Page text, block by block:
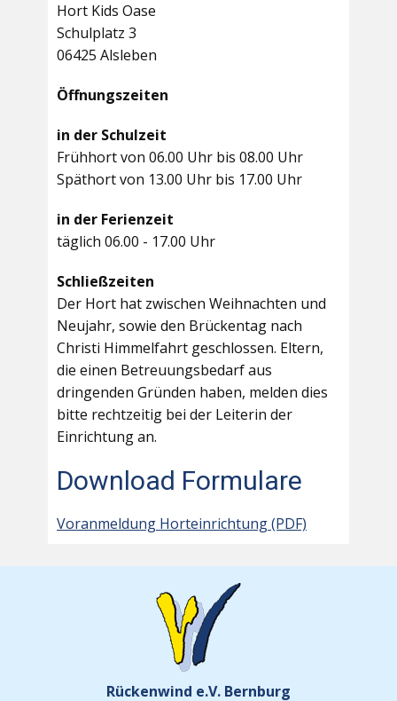
Hort Kids Oase
Schulplatz 3
06425 Alsleben
Öffnungszeiten
in der Schulzeit
Frühhort von 06.00 Uhr bis 08.00 Uhr
Späthort von 13.00 Uhr bis 17.00 Uhr
in der Ferienzeit
täglich 06.00 - 17.00 Uhr
Schließzeiten
Der Hort hat zwischen Weihnachten und
Neujahr, sowie den Brückentag nach
Christi Himmelfahrt geschlossen. Eltern,
die einen Betreuungsbedarf aus
dringenden Gründen haben, melden dies
bitte rechtzeitig bei der Leiterin der
Einrichtung an.
Download Formulare
Voranmeldung Horteinrichtung (PDF)
Rückenwind e.V. Bernburg